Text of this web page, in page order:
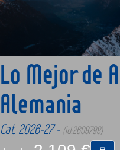
Lo Mejor de
Alemania
Cat. 2026-27 - (id:2608798)